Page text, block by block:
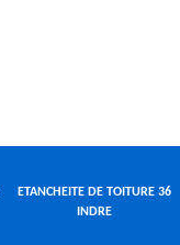
ETANCHEITE DE TOITURE 36
INDRE